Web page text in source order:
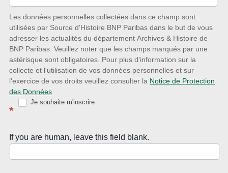
nouveautés
avec
la
Newsletter
Source
d’Histoire
Les données personnelles collectées dans ce champ sont
utilisées par Source d'Histoire BNP Paribas dans le but de vous
adresser les actualités du département Archives & Histoire de
BNP Paribas. Veuillez noter que les champs marqués par une
astérisque sont obligatoires. Pour plus d'information sur la
collecte et l'utilisation de vos données personnelles et sur
l'exercice de vos droits veuillez consulter la Notice de Protection
des Données
*
Je souhaite m'inscrire
If you are human, leave this field blank.